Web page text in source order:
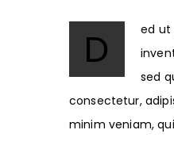
D
ed ut
sed
consectetur,
minim veniam,